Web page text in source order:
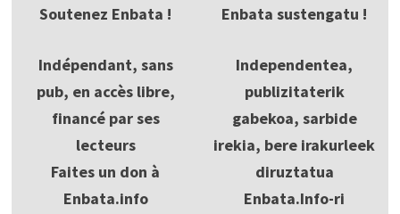
Soutenez Enbata !
Indépendant, sans
pub, en accès libre,
financé par ses
lecteurs
Faites un don à
Enbata.info
Enbata sustengatu !
Independentea,
publizitaterik
gabekoa, sarbide
irekia, bere irakurleek
diruztatua
Enbata.Info-ri